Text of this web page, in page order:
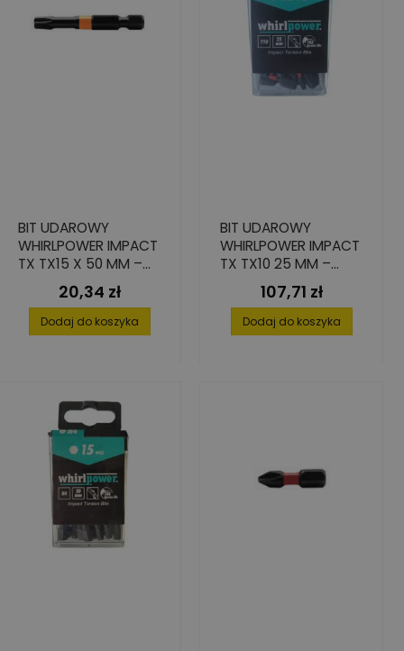
BIT UDAROWY
WHIRLPOWER IMPACT
TX TX15 X 50 MM –
STAL S2, 2 SZT.
Cena
20,34 zł
Dodaj do koszyka
BIT UDAROWY
WHIRLPOWER IMPACT
TX TX10 25 MM –
ZESTAW 25 SZTUK
Cena
107,71 zł
Dodaj do koszyka